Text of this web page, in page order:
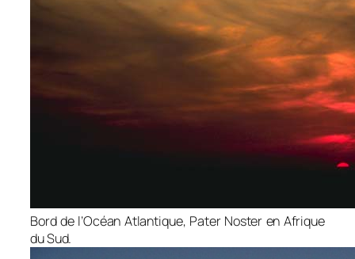
Bord de l’Océan Atlantique, Pater Noster en Afrique
du Sud.